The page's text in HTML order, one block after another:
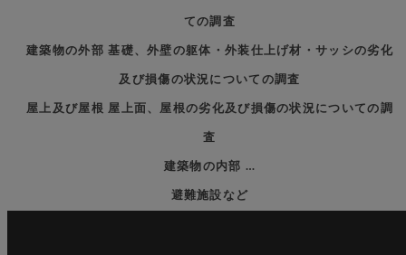
ての調査
建築物の外部 基礎、外壁の躯体・外装仕上げ材・サッシの劣化
及び損傷の状況についての調査
屋上及び屋根 屋上面、屋根の劣化及び損傷の状況についての調
査
建築物の内部 …
避難施設など